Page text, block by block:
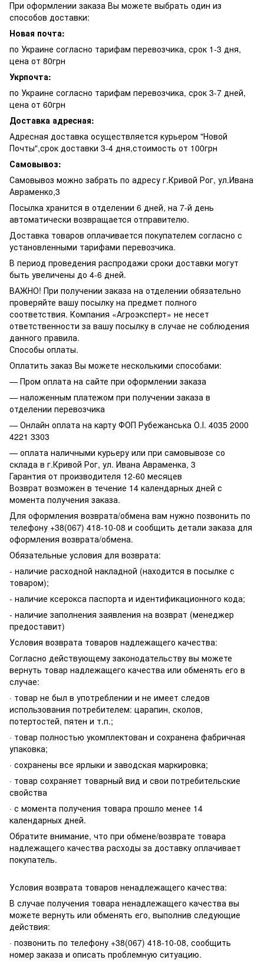
При оформлении заказа Вы можете выбрать один из
способов доставки:
Новая почта:
по Украине согласно тарифам перевозчика, срок 1-3 дня,
цена от 80грн
Укрпочта:
по Украине согласно тарифам перевозчика, срок 3-7 дней,
цена от 60грн
Доставка адресная:
Адресная доставка осуществляется курьером "Новой
Почты",срок доставки 3-4 дня,стоимость от 100грн
Самовывоз:
Самовывоз можно забрать по адресу г.Кривой Рог, ул.Ивана
Авраменко,3
Посылка хранится в отделении 6 дней, на 7-й день
автоматически возвращается отправителю.
Доставка товаров оплачивается покупателем согласно с
установленными тарифами перевозчика.
В период проведения распродажи сроки доставки могут
быть увеличены до 4-6 дней.
ВАЖНО! При получении заказа на отделении обязательно
проверяйте вашу посылку на предмет полного
соответствия. Компания «Агроэксперт» не несет
ответственности за вашу посылку в случае не соблюдения
данного правила.
Способы оплаты.
Оплатить заказ Вы можете несколькими способами:
— Пром оплата на сайте при оформлении заказа
— наложенным платежом при получении заказа в
отделении перевозчика
— Онлайн оплата на карту ФОП Рубежанська О.І. 4035 2000
4221 3303
— оплата наличными курьеру или при самовывозе со
склада в г.Кривой Рог, ул. Ивана Авраменка, 3
Гарантия от производителя 12-60 месяцев
Возврат возможен в течение 14 календарных дней с
момента получения заказа.
Для оформления возврата/обмена вам нужно позвонить по
телефону +38(067) 418-10-08 и сообщить детали заказа для
оформления возврата/обмена.
Обязательные условия для возврата:
- наличие расходной накладной (находится в посылке с
товаром);
- наличие ксерокса паспорта и идентификационного кода;
- наличие заполнения заявления на возврат (менеджер
предоставит)
Условия возврата товаров надлежащего качества:
Согласно действующему законодательству вы можете
вернуть товар надлежащего качества или обменять его в
случае:
· товар не был в употреблении и не имеет следов
использования потребителем: царапин, сколов,
потертостей, пятен и т.п.;
· товар полностью укомплектован и сохранена фабричная
упаковка;
· сохранены все ярлыки и заводская маркировка;
· товар сохраняет товарный вид и свои потребительские
свойства
· с момента получения товара прошло менее 14
календарных дней.
Обратите внимание, что при обмене/возврате товара
надлежащего качества расходы за доставку оплачивает
покупатель.
Условия возврата товаров ненадлежащего качества:
В случае получения товара ненадлежащего качества вы
можете вернуть или обменять его, выполнив следующие
действия:
· позвонить по телефону +38(067) 418-10-08, сообщить
номер заказа и описать проблемную ситуацию.